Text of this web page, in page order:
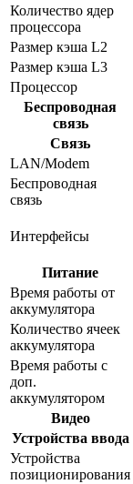
Количество ядер
процессора
Размер кэша L2
Размер кэша L3
Процессор
Беспроводная
связь
Связь
LAN/Modem
Беспроводная
связь
Интерфейсы
Питание
Время работы от
аккумулятора
Количество ячеек
аккумулятора
Время работы с
доп.
аккумулятором
Видео
Устройства ввода
Устройства
позиционирования